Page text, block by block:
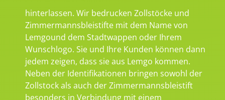
hinterlassen. Wir bedrucken Zollstöcke und
Zimmermannsbleistifte mit dem Name von
Lemgound dem Stadtwappen oder Ihrem
Wunschlogo. Sie und Ihre Kunden können dann
jedem zeigen, dass sie aus Lemgo kommen.
Neben der Identifikationen bringen sowohl der
Zollstock als auch der Zimmermannsbleistift
besonders in Verbindung mit einem